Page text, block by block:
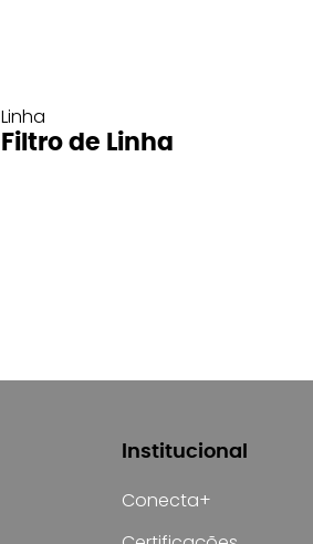
Linha
Filtro de Linha
Institucional
Conecta+